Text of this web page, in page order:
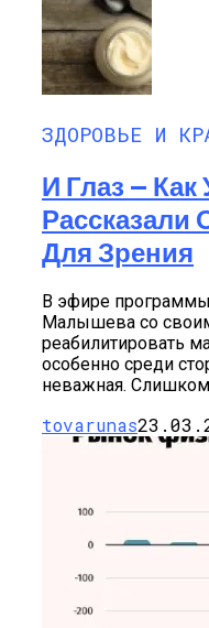
ЗДОРОВЬЕ И
И Глаз —
Рассказали
Для Зрения
В эфире
Малышева со
реабилитировать
особенно среди
неважная.
tovarunas